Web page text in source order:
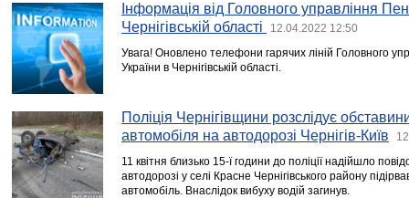
Інформація від Головного управління
Чернігівській області
12.04.2022 12:50
Увага! Оновлено телефони гарячих ліній Головного
України в Чернігівській області.
Поліція Чернігівщини розслідує
автомобіля на автодорозі Чернігів-Київ
11 квітня близько 15-ї години до поліції надійшло
автодорозі у селі Красне Чернігівського району
автомобіль. Внаслідок вибуху водій загинув.